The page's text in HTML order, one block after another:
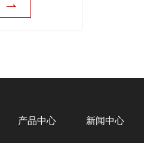
产品中心 新闻中心